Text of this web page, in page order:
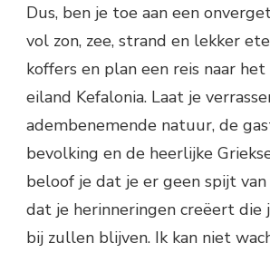
Dus, ben je toe aan een
vol zon, zee, strand en lekker
koffers en plan een reis naar
eiland Kefalonia. Laat je
adembenemende natuur, de
bevolking en de heerlijke
beloof je dat je er geen spijt
dat je herinneringen creëert die
bij zullen blijven. Ik kan niet